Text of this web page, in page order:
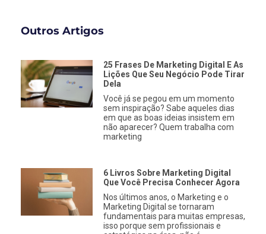
Outros Artigos
25 Frases De Marketing Digital E As
Lições Que Seu Negócio Pode Tirar
Dela
Você já se pegou em um momento
sem inspiração? Sabe aqueles dias
em que as boas ideias insistem em
não aparecer? Quem trabalha com
marketing
6 Livros Sobre Marketing Digital
Que Você Precisa Conhecer Agora
Nos últimos anos, o Marketing e o
Marketing Digital se tornaram
fundamentais para muitas empresas,
isso porque sem profissionais e